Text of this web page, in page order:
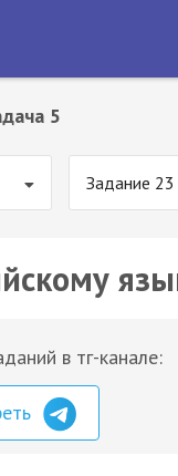
5
Задание 23
в тг-канале: